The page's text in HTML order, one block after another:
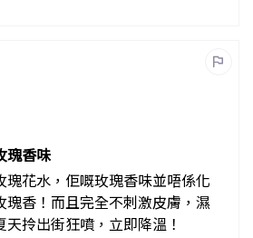
瑰香味
瑰花水，佢嘅玫瑰香味並唔係化
瑰香！而且完全不刺激皮膚，濕
拎出街狂噴，立即降溫！